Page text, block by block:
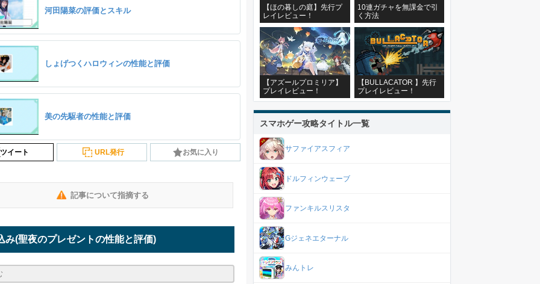
河田陽菜の評価とスキル
しょげつくハロウィンの性能と評価
美の先駆者の性能と評価
ツイート URL発行 お気に入り
記事について指摘する
み(聖夜のプレゼントの性能と評価)
【ほの暮しの庭】先行プ
レイレビュー！
10連ガチャを無課金で引
く方法
【アズールプロミリア】
プレイレビュー！
【BULLACATOR 】先行
プレイレビュー！
スマホゲー攻略タイトル一覧
サファイアスフィア
ドルフィンウェーブ
ファンキルスリスタ
Gジェネエターナル
みんトレ